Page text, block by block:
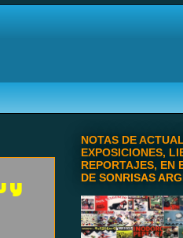
y
NOTAS DE
EXPOSICIONES,
REPORTAJES, EN
DE SONRISAS